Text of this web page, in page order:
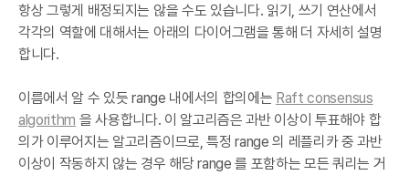
항상 그렇게 배정되지는 않을 수도 있습니다. 읽기, 쓰기 연산에서
각각의 역할에 대해서는 아래의 다이어그램을 통해 더 자세히 설명
합니다.
이름에서 알 수 있듯 range 내에서의 합의에는 Raft consensus
algorithm 을 사용합니다. 이 알고리즘은 과반 이상이 투표해야 합
의가 이루어지는 알고리즘이므로, 특정 range 의 레플리카 중 과반
이상이 작동하지 않는 경우 해당 range 를 포함하는 모든 쿼리는 거